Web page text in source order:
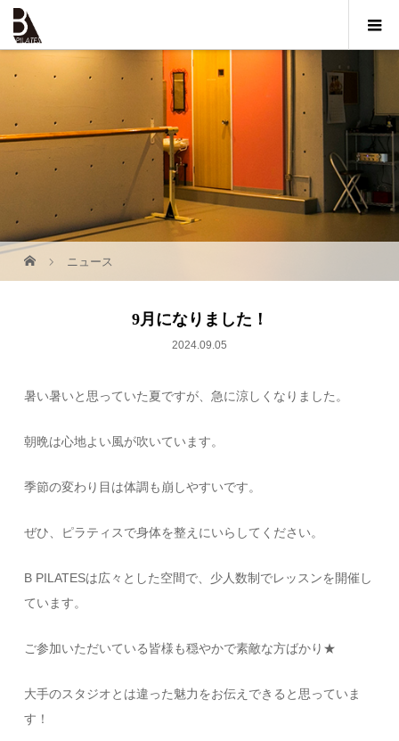
ニュース
9月になりました！
2024.09.05
暑い暑いと思っていた夏ですが、急に涼しくなりました。
朝晩は心地よい風が吹いています。
季節の変わり目は体調も崩しやすいです。
ぜひ、ピラティスで身体を整えにいらしてください。
B PILATESは広々とした空間で、少人数制でレッスンを開催し
ています。
ご参加いただいている皆様も穏やかで素敵な方ばかり★
大手のスタジオとは違った魅力をお伝えできると思っていま
す！